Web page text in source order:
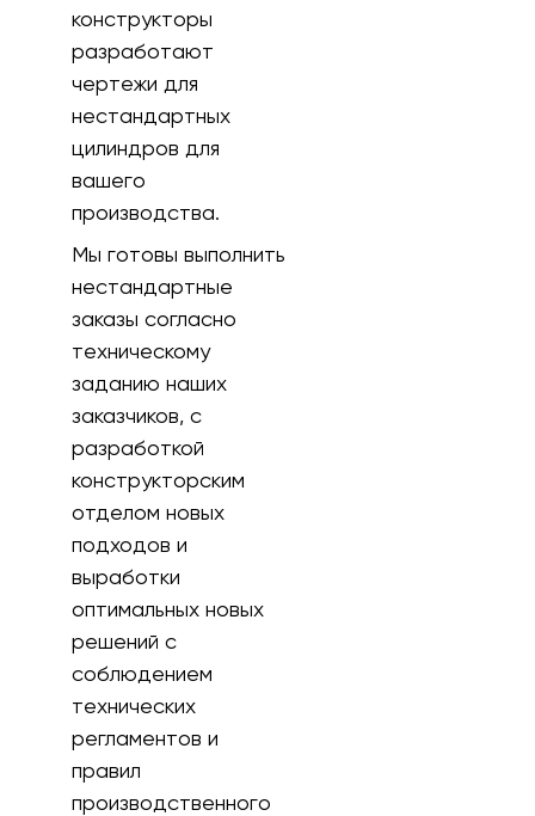
конструкторы
разработают
чертежи для
нестандартных
цилиндров для
вашего
производства.
Мы готовы выполнить
нестандартные
заказы согласно
техническому
заданию наших
заказчиков, с
разработкой
конструкторским
отделом новых
подходов и
выработки
оптимальных новых
решений с
соблюдением
технических
регламентов и
правил
производственного